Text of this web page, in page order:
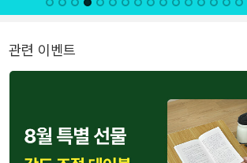
관련 이벤트